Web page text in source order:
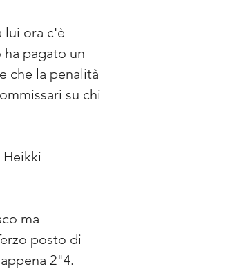
lui ora c'è
pagato un
che la penalità
su chi
ma
posto di
2"4.